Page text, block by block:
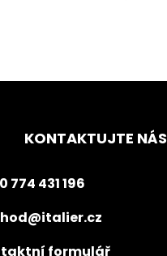
KONTAKTUJTE NÁS
774 431 196
formulář